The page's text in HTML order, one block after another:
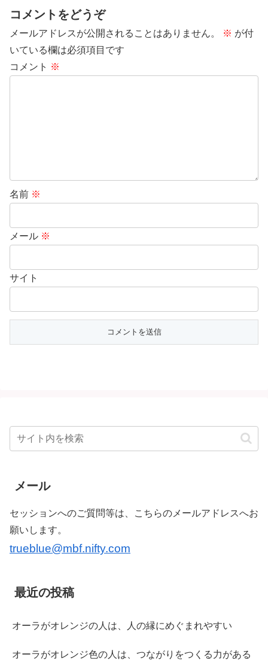
コメントをどうぞ
メールアドレスが公開されることはありません。 ※ が付
いている欄は必須項目です
コメント ※
名前 ※
メール ※
サイト
メール
セッションへのご質問等は、こちらのメールアドレスへお
願いします。
trueblue@mbf.nifty.com
最近の投稿
オーラがオレンジの人は、人の縁にめぐまれやすい
オーラがオレンジ色の人は、つながりをつくる力がある